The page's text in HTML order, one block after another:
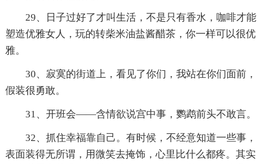
29、日子过好了才叫生活，不是只有香水，咖啡才能
塑造优雅女人，玩的转柴米油盐酱醋茶，你一样可以很优
雅。
30、寂寞的街道上，看见了你们，我站在你们面前，
假装很勇敢。
31、开班会——含情欲说宫中事，鹦鹉前头不敢言。
32、抓住幸福靠自己。有时候，不经意知道一些事，
表面装得无所谓，用微笑去掩饰，心里比什么都疼。其实